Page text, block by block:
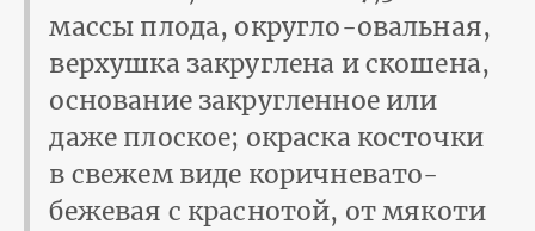
массы плода, округло-овальная,
верхушка закруглена и скошена,
основание закругленное или
даже плоское; окраска косточки
в свежем виде коричневато-
бежевая с краснотой, от мякоти